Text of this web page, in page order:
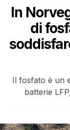
In
di
Il fosfato è un
batterie